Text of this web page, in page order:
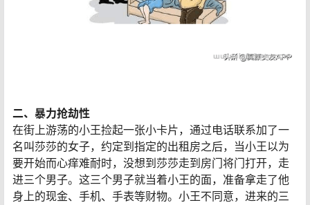
二、暴力抢劫性
在街上游荡的小王捡起一张小卡片，通过电话联系加了一
名叫莎莎的女子，约定到指定的出租房之后，当小王以为
要开始而心痒难耐时，没想到莎莎走到房门将门打开，走
进三个男子。这三个男子就当着小王的面，准备拿走了他
身上的现金、手机、手表等财物。小王不同意，进来的三